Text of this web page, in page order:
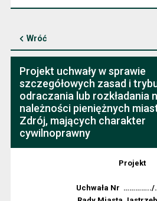
Wróć
Projekt uchwały w sprawie
szczegółowych zasad i
odraczania lub rozkładania
należności pieniężnych
Zdrój, mających charakter
cywilnoprawny
Projekt
Uchwała Nr …………../